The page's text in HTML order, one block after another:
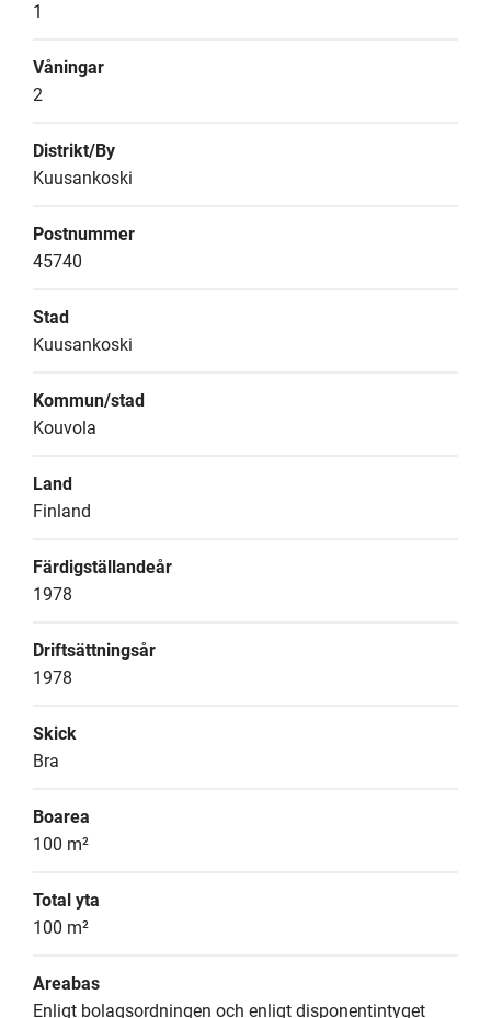
1
Våningar
2
Distrikt/By
Kuusankoski
Postnummer
45740
Stad
Kuusankoski
Kommun/stad
Kouvola
Land
Finland
Färdigställandeår
1978
Driftsättningsår
1978
Skick
Bra
Boarea
100 m²
Total yta
100 m²
Areabas
Enligt bolagsordningen och enligt disponentintyget